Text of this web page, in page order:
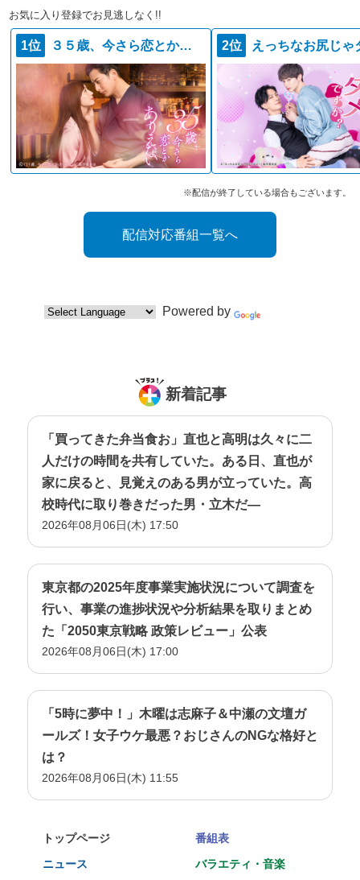
お気に入り登録でお見逃しなく!!
1位 ３５歳、今さら恋とかありえない 2位
※配信が終了している場合もございます。
配信対応番組一覧へ
Powered by
新着記事
「買ってきた弁当食お」直也と高明は久々に二
人だけの時間を共有していた。ある日、直也が
家に戻ると、見覚えのある男が立っていた。高
校時代に取り巻きだった男・立木だ―
2026年08月06日(木) 17:50
東京都の2025年度事業実施状況について調査を
行い、事業の進捗状況や分析結果を取りまとめ
た「2050東京戦略 政策レビュー」公表
2026年08月06日(木) 17:00
「5時に夢中！」木曜は志麻子＆中瀬の文壇ガ
ールズ！女子ウケ最悪？おじさんのNGな格好と
は？
2026年08月06日(木) 11:55
トップページ
番組表
ニュース
バラエティ・音楽